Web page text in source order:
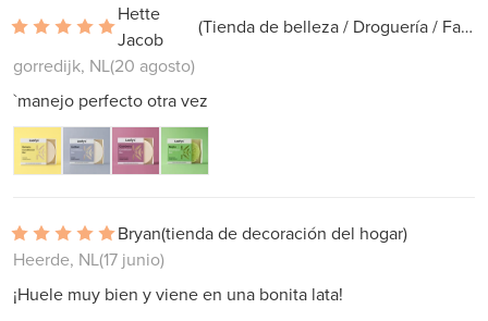
Hette
Jacob
(Tienda de belleza / Droguería / Farmacia)
gorredijk, NL(20 agosto)
`manejo perfecto otra vez
Bryan(tienda de decoración del hogar)
Heerde, NL(17 junio)
¡Huele muy bien y viene en una bonita lata!